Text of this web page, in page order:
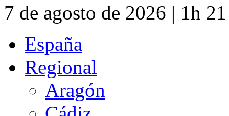
7 de agosto de 2026 | 1h
España
Regional
Aragón